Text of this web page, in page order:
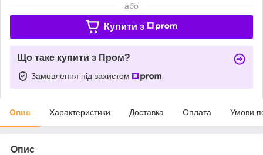
або
Купити з
Що таке купити з Пром?
Замовлення під захистом
Опис Характеристики Доставка Оплата Умови
Опис